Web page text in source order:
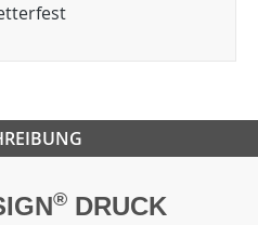
® DRUCK